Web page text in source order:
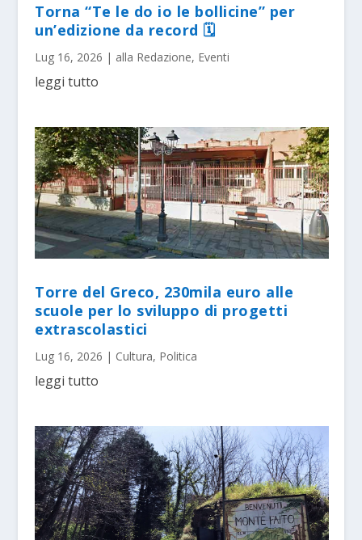
Torna “Te le do io le bollicine” per
un’edizione da record 🗓
Lug 16, 2026 | alla Redazione, Eventi
leggi tutto
Torre del Greco, 230mila euro alle
scuole per lo sviluppo di progetti
extrascolastici
Lug 16, 2026 | Cultura, Politica
leggi tutto